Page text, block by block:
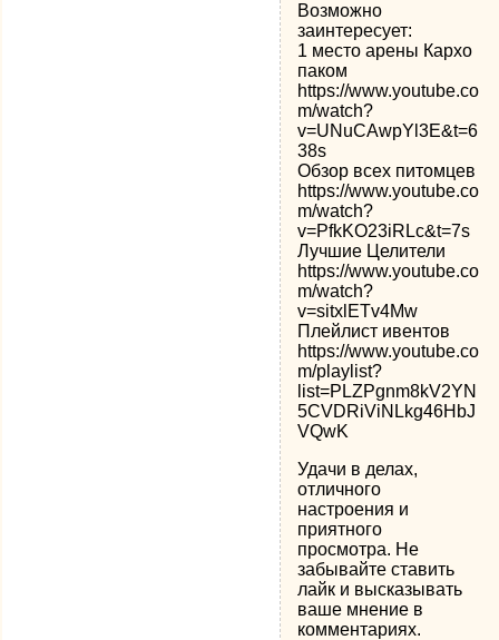
Возможно
заинтересует:
1 место арены Кархо
паком
https://www.youtube.co
m/watch?
v=UNuCAwpYl3E&t=6
38s
Обзор всех питомцев
https://www.youtube.co
m/watch?
v=PfkKO23iRLc&t=7s
Лучшие Целители
https://www.youtube.co
m/watch?
v=sitxlETv4Mw
Плейлист ивентов
https://www.youtube.co
m/playlist?
list=PLZPgnm8kV2YN
5CVDRiViNLkg46HbJ
VQwK
Удачи в делах,
отличного
настроения и
приятного
просмотра. Не
забывайте ставить
лайк и высказывать
ваше мнение в
комментариях.